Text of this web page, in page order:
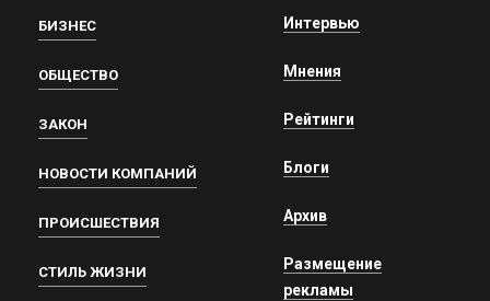
БИЗНЕС
ОБЩЕСТВО
ЗАКОН
НОВОСТИ КОМПАНИЙ
ПРОИСШЕСТВИЯ
СТИЛЬ ЖИЗНИ
Интервью
Мнения
Рейтинги
Блоги
Архив
Размещение
рекламы